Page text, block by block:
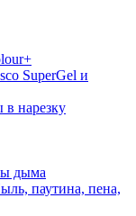
SuperGel и
нарезку
дыма
паутина, пена,